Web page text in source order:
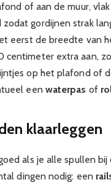
of aan de muur,
gordijnen strak
eerst de breedte van
centimeter extra aan,
op het plafond of
een waterpas of
klaarleggen
als je alle spullen
dingen nodig: een